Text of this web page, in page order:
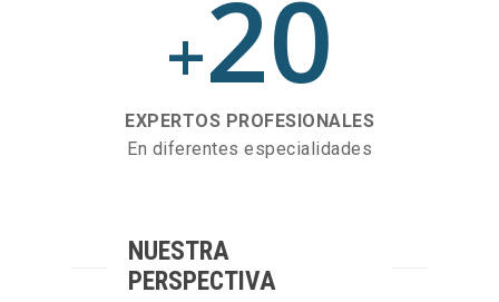
+20
EXPERTOS PROFESIONALES
En diferentes especialidades
NUESTRA
PERSPECTIVA